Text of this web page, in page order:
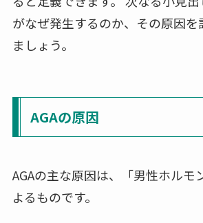
がなぜ発生するのか、その原因を
ましょう。
AGAの原因
AGAの主な原因は、「男性ホルモ
よるものです。